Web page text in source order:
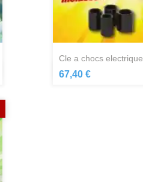
cle a chocs
67,40 €